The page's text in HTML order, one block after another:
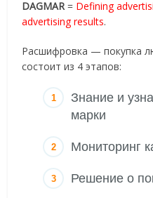
DAGMAR= Defining
advertising results.
Расшифровка — покупка
состоит из 4 этапов:
Знание и
марки
Мониторинг
Решение о